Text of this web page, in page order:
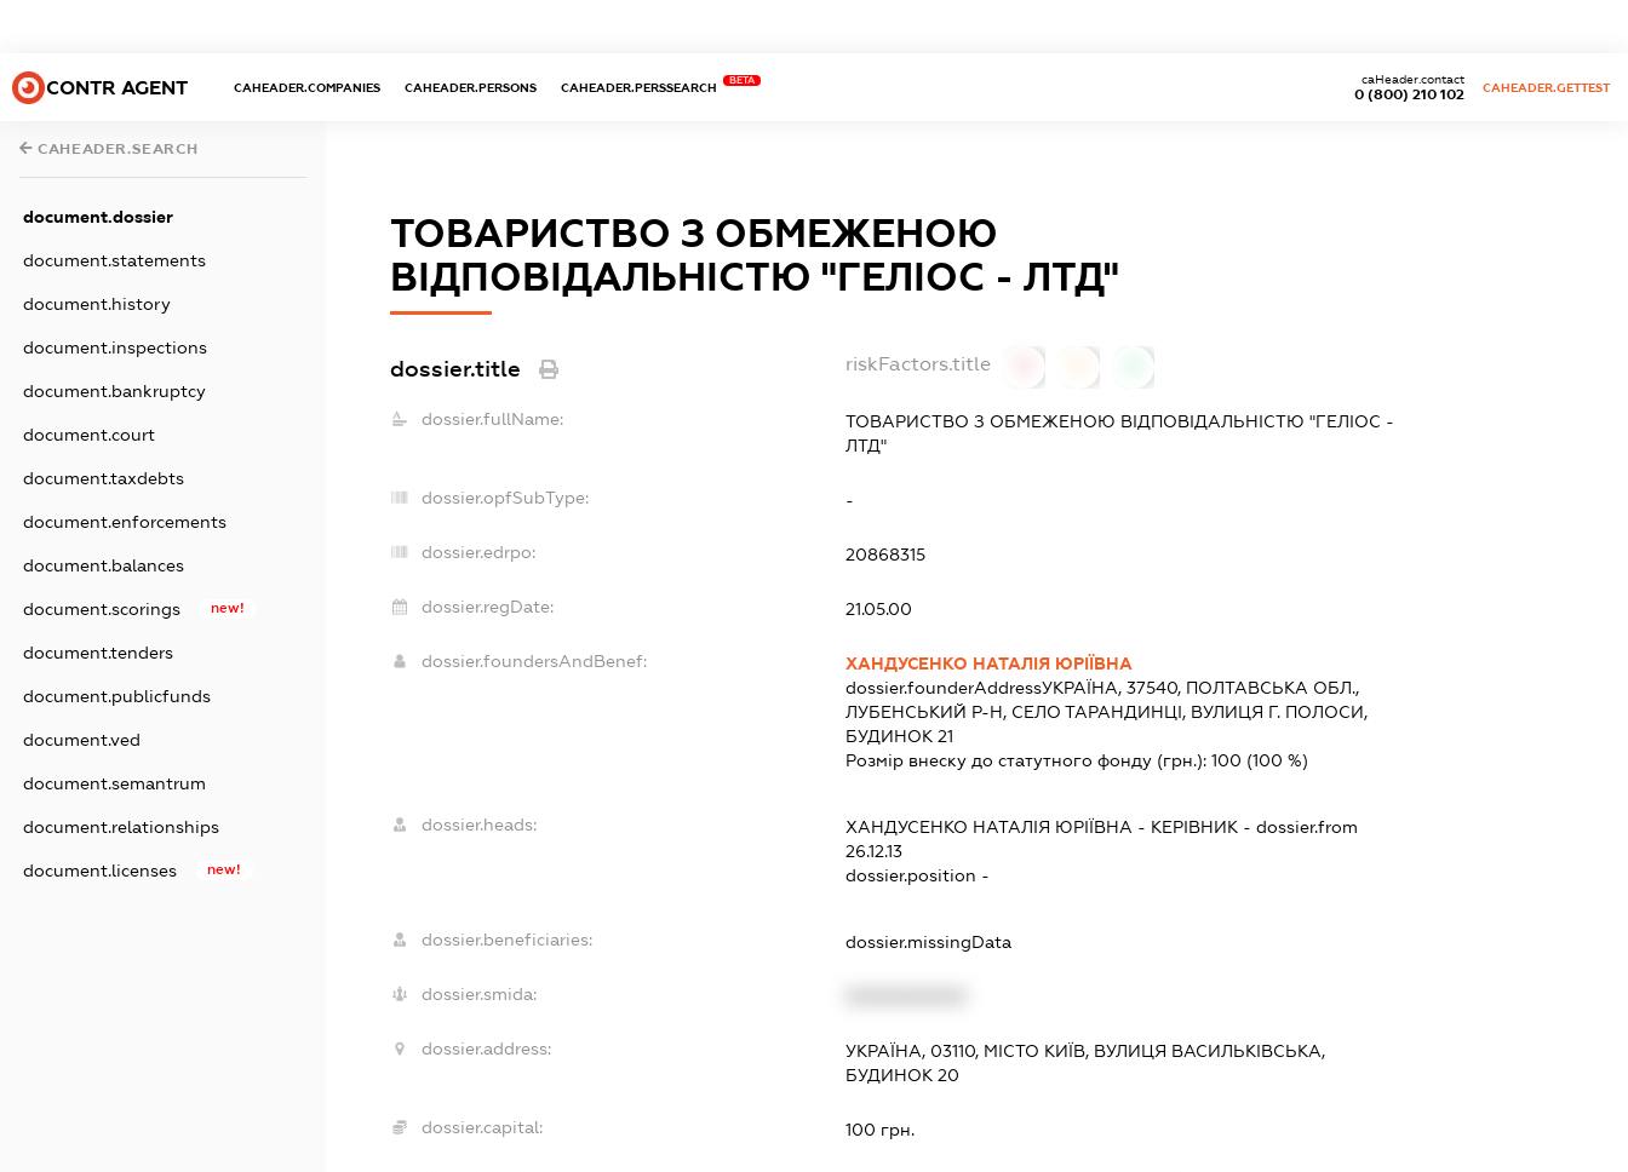
CONTR AGENT CAHEADER.COMPANIES CAHEADER.PERSONS CAHEADER.PERSSEARCH
BETA
0 (800) 210 102
caHeader.contact
CAHEADER.GETTEST
CAHEADER.SEARCH
document.dossier
document.statements
document.history
document.inspections
document.bankruptcy
document.court
document.taxdebts
document.enforcements
document.balances
document.scorings new!
document.tenders
document.publicfunds
document.ved
document.semantrum
document.relationships
document.licenses new!
ТОВАРИСТВО З ОБМЕЖЕНОЮ
ВІДПОВІДАЛЬНІСТЮ "ГЕЛІОС - ЛТД"
dossier.title riskFactors.title
dossier.fullName:
ТОВАРИСТВО З ОБМЕЖЕНОЮ ВІДПОВІДАЛЬНІСТЮ "ГЕЛІОС -
ЛТД"
dossier.opfSubType: -
dossier.edrpo: 20868315
dossier.regDate: 21.05.00
dossier.foundersAndBenef:
ХАНДУСЕНКО НАТАЛІЯ ЮРІЇВНА
dossier.founderAddressУКРАЇНА, 37540, ПОЛТАВСЬКА ОБЛ.,
ЛУБЕНСЬКИЙ Р-Н, СЕЛО ТАРАНДИНЦІ, ВУЛИЦЯ Г. ПОЛОСИ,
БУДИНОК 21
Розмір внеску до статутного фонду (грн.): 100 (100 %)
dossier.heads: ХАНДУСЕНКО НАТАЛІЯ ЮРІЇВНА - КЕРІВНИК- dossier.from
26.12.13
dossier.position -
dossier.beneficiaries: dossier.missingData
dossier.smida:
dossier.address:
УКРАЇНА, 03110, МІСТО КИЇВ, ВУЛИЦЯ ВАСИЛЬКІВСЬКА,
БУДИНОК 20
dossier.capital: 100 грн.